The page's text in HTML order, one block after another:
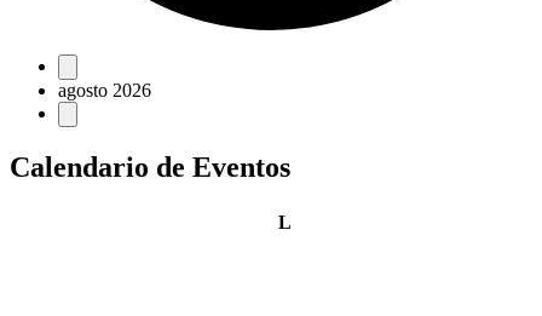
Eventos
agosto 2026
Calendario de Eventos
Llunes